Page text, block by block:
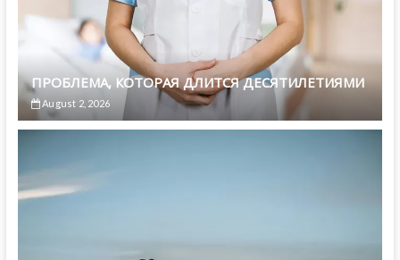
ПРОБЛЕМА, КОТОРАЯ ДЛИТСЯ ДЕСЯТИЛЕТИЯМИ
August 2, 2026